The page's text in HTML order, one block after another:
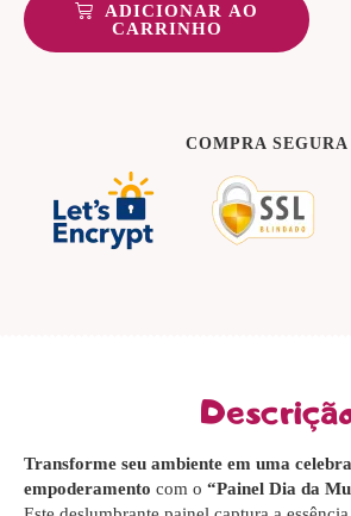
ADICIONAR AO
CARRINHO
COMPRA SEGURA
Transforme seu ambiente em uma
empoderamento com o “Painel Dia da